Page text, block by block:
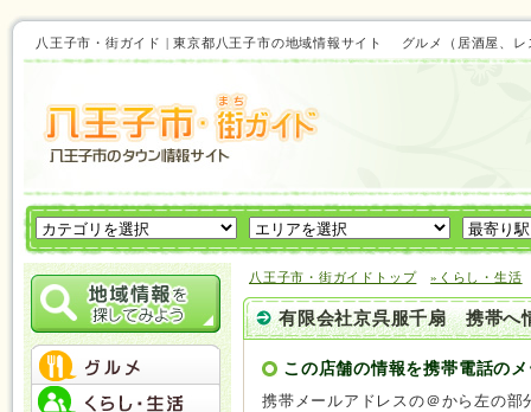
八王子市・街ガイド | 東京都八王子市の地域情報サイト グルメ（居酒屋、
八王子市・街ガイドトップ »くらし・生活
有限会社京呉服千扇 携帯へ
この店舗の情報を携帯電話の
携帯メールアドレスの＠から左の